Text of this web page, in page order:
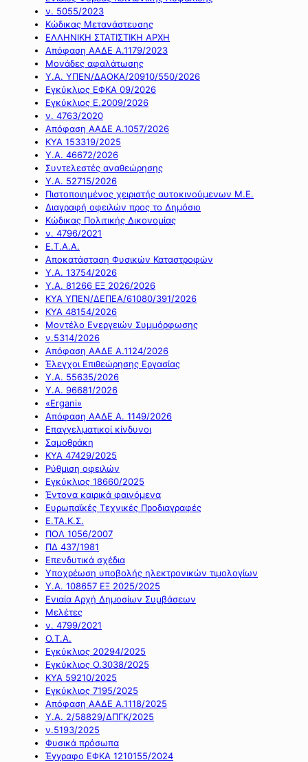
ν. 5055/2023
Κώδικας Μετανάστευσης
ΕΛΛΗΝΙΚΗ ΣΤΑΤΙΣΤΙΚΗ ΑΡΧΗ
Απόφαση ΑΑΔΕ Α.1179/2023
Μονάδες αφαλάτωσης
Υ.Α. ΥΠΕΝ/ΔΑΟΚΑ/20910/550/2026
Εγκύκλιος ΕΦΚΑ 09/2026
Εγκύκλιος Ε.2009/2026
ν. 4763/2020
Απόφαση ΑΑΔΕ Α.1057/2026
ΚΥΑ 153319/2025
Υ.Α. 46672/2026
Συντελεστές αναθεώρησης
Υ.Α. 52715/2026
Πιστοποιημένος χειριστής αυτοκινούμενων Μ.Ε.
Διαγραφή οφειλών προς το Δημόσιο
Κώδικας Πολιτικής Δικονομίας
ν. 4796/2021
Ε.Τ.Α.Α.
Αποκατάσταση Φυσικών Καταστροφών
Υ.Α. 13754/2026
Υ.Α. 81266 ΕΞ 2026/2026
ΚΥΑ ΥΠΕΝ/ΔΕΠΕΑ/61080/391/2026
ΚΥΑ 48154/2026
Μοντέλο Ενεργειών Συμμόρφωσης
ν.5314/2026
Απόφαση ΑΑΔΕ Α.1124/2026
Έλεγχοι Επιθεώρησης Εργασίας
Υ.Α. 55635/2026
Υ.Α. 96681/2026
«Ergani»
Απόφαση ΑΑΔΕ Α. 1149/2026
Επαγγελματικοί κίνδυνοι
Σαμοθράκη
ΚΥΑ 47429/2025
Ρύθμιση οφειλών
Εγκύκλιος 18660/2025
Έντονα καιρικά φαινόμενα
Ευρωπαϊκές Τεχνικές Προδιαγραφές
Ε.ΤΑ.Κ.Σ.
ΠΟΛ 1056/2007
ΠΔ 437/1981
Επενδυτικά σχέδια
Υποχρέωση υποβολής ηλεκτρονικών τιμολογίων
Υ.Α. 108657 ΕΞ 2025/2025
Ενιαία Αρχή Δημοσίων Συμβάσεων
Μελέτες
ν. 4799/2021
Ο.Τ.Α.
Εγκύκλιος 20294/2025
Εγκύκλιος Ο.3038/2025
ΚΥΑ 59210/2025
Εγκύκλιος 7195/2025
Απόφαση ΑΑΔΕ Α.1118/2025
Υ.Α. 2/58829/ΔΠΓΚ/2025
ν.5193/2025
Φυσικά πρόσωπα
Έγγραφο ΕΦΚΑ 1210155/2024